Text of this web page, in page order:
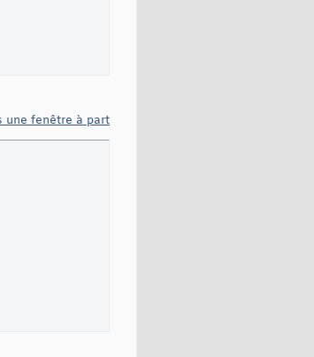
une fenêtre à part